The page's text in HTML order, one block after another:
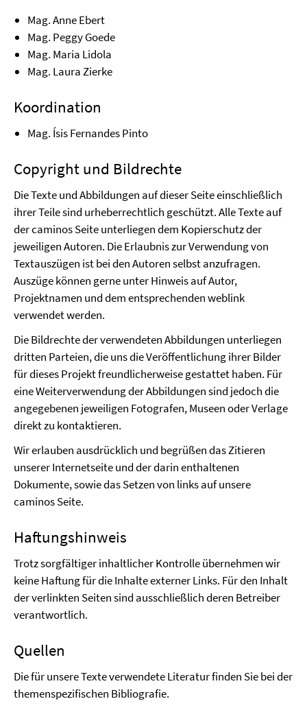
Mag. Anne Ebert
Mag. Peggy Goede
Mag. Maria Lidola
Mag. Laura Zierke
Koordination
Mag. Ísis Fernandes Pinto
Copyright und Bildrechte
Die Texte und Abbildungen auf dieser Seite einschließlich
ihrer Teile sind urheberrechtlich geschützt. Alle Texte auf
der caminos Seite unterliegen dem Kopierschutz der
jeweiligen Autoren. Die Erlaubnis zur Verwendung von
Textauszügen ist bei den Autoren selbst anzufragen.
Auszüge können gerne unter Hinweis auf Autor,
Projektnamen und dem entsprechenden weblink
verwendet werden.
Die Bildrechte der verwendeten Abbildungen unterliegen
dritten Parteien, die uns die Veröffentlichung ihrer Bilder
für dieses Projekt freundlicherweise gestattet haben. Für
eine Weiterverwendung der Abbildungen sind jedoch die
angegebenen jeweiligen Fotografen, Museen oder Verlage
direkt zu kontaktieren.
Wir erlauben ausdrücklich und begrüßen das Zitieren
unserer Internetseite und der darin enthaltenen
Dokumente, sowie das Setzen von links auf unsere
caminos Seite.
Haftungshinweis
Trotz sorgfältiger inhaltlicher Kontrolle übernehmen wir
keine Haftung für die Inhalte externer Links. Für den Inhalt
der verlinkten Seiten sind ausschließlich deren Betreiber
verantwortlich.
Quellen
Die für unsere Texte verwendete Literatur finden Sie bei der
themenspezifischen Bibliografie.